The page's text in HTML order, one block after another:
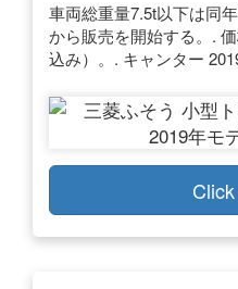
車両総重量7.5t以下は同
から販売を開始する。.
込み）。. キャンター